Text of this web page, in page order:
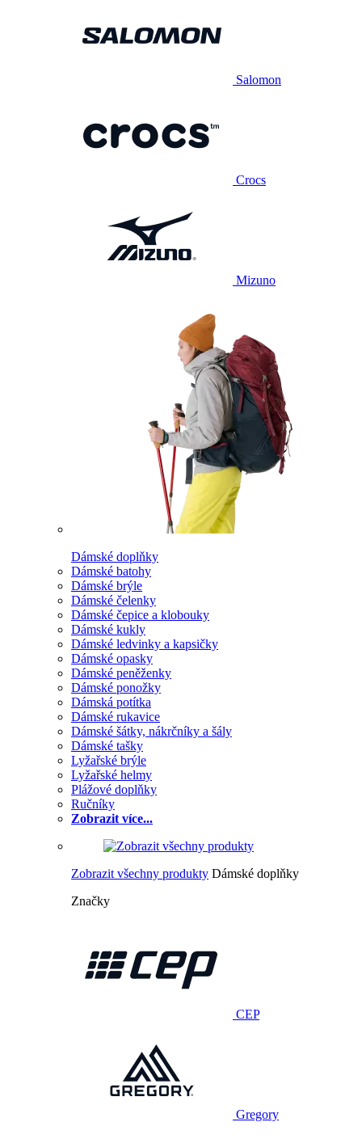
Salomon
Crocs
Mizuno
Dámské doplňky
Dámské batohy
Dámské brýle
Dámské čelenky
Dámské čepice a klobouky
Dámské kukly
Dámské ledvinky a kapsičky
Dámské opasky
Dámské peněženky
Dámské ponožky
Dámská potítka
Dámské rukavice
Dámské šátky, nákrčníky a šály
Dámské tašky
Lyžařské brýle
Lyžařské helmy
Plážové doplňky
Ručníky
Zobrazit více...
Zobrazit všechny produkty Dámské doplňky
Značky
CEP
Gregory